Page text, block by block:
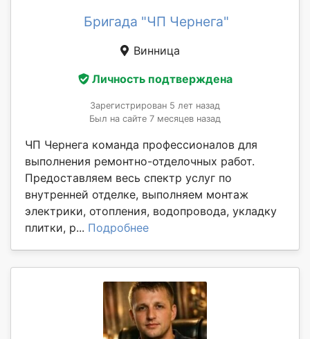
Бригада "ЧП Чернега"
Винница
Личность подтверждена
Зарегистрирован 5 лет назад
Был на сайте 7 месяцев назад
ЧП Чернега команда профессионалов для
выполнения ремонтно-отделочных работ.
Предоставляем весь спектр услуг по
внутренней отделке, выполняем монтаж
электрики, отопления, водопровода, укладку
плитки, р... Подробнее